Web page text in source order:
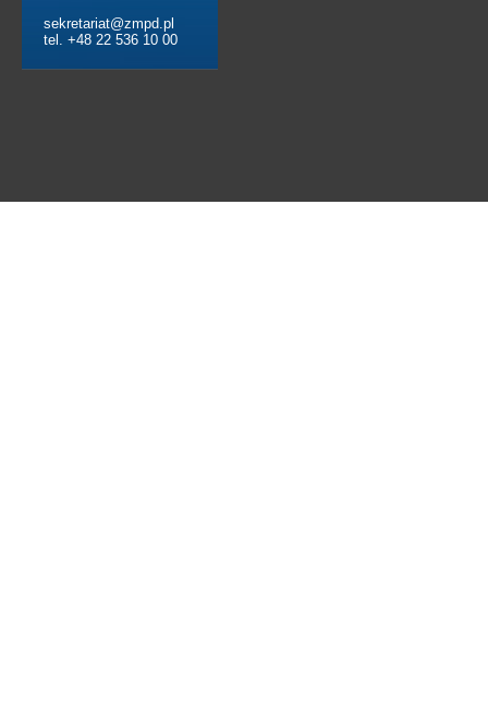
sekretariat@zmpd.pl
tel. +48 22 536 10 00